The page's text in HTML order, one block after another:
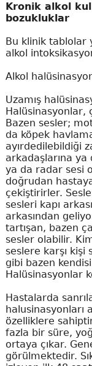
Kronik alkol
bozukluklar
Bu klinik tablolar
alkol
Alkol
Uzamış
Halüsinasyonlar,
Bazen sesler;
da köpek
ayırdedilebildiği
arkadaşlarına
ya da radar sesi
doğrudan
çekiştirirler.
sesleri kapı
arkasından
tartışan, bazen
sesler olabilir.
seslere karşı kişi
gibi bazen
Halüsinasyonlar
Hastalarda
halusinasyonları
özelliklere
fazla bir süre,
ortaya çıkar.
görülmektedir.